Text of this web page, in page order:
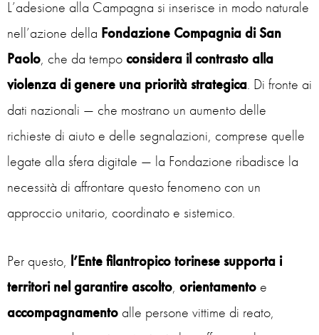
L’adesione alla Campagna si inserisce in modo naturale
nell’azione della Fondazione Compagnia di San
Paolo, che da tempoconsidera il contrasto alla
violenza di genere una priorità strategica. Di fronte ai
dati nazionali — che mostrano un aumento delle
richieste di aiuto e delle segnalazioni, comprese quelle
legate alla sfera digitale — la Fondazione ribadisce la
necessità di affrontare questo fenomeno con un
approccio unitario, coordinato e sistemico.
Per questo, l’Ente filantropico torinese supporta i
territori nel garantire ascolto, orientamento e
accompagnamento alle persone vittime di reato,